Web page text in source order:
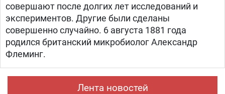
совершают после долгих лет исследований и
экспериментов. Другие были сделаны
совершенно случайно. 6 августа 1881 года
родился британский микробиолог Александр
Флеминг.
Лента новостей